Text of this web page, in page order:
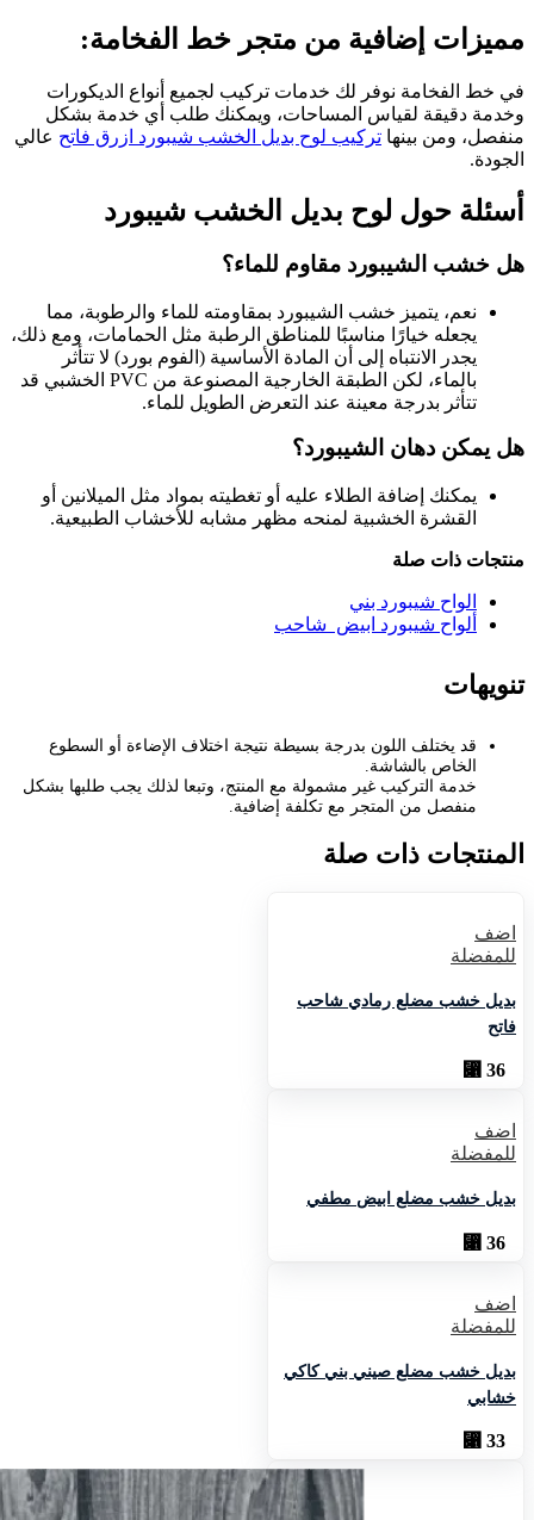
مميزات إضافية من متجر خط الفخامة:
في خط الفخامة نوفر لك خدمات تركيب لجميع أنواع الديكورات
وخدمة دقيقة لقياس المساحات، ويمكنك طلب أي خدمة بشكل
منفصل، ومن بينها تركيب لوح بديل الخشب شيبورد ازرق فاتح عالي
الجودة.
أسئلة حول لوح بديل الخشب شيبورد
هل خشب الشيبورد مقاوم للماء؟
نعم، يتميز خشب الشيبورد بمقاومته للماء والرطوبة، مما
يجعله خيارًا مناسبًا للمناطق الرطبة مثل الحمامات، ومع ذلك،
يجدر الانتباه إلى أن المادة الأساسية (الفوم بورد) لا تتأثر
بالماء، لكن الطبقة الخارجية المصنوعة من PVC الخشبي قد
تتأثر بدرجة معينة عند التعرض الطويل للماء.
هل يمكن دهان الشيبورد؟
يمكنك إضافة الطلاء عليه أو تغطيته بمواد مثل الميلانين أو
القشرة الخشبية لمنحه مظهر مشابه للأخشاب الطبيعية.
منتجات ذات صلة
الواح شيبورد بني
ألواح شيبورد ابيض شاحب
تنويهات
قد يختلف اللون بدرجة بسيطة نتيجة اختلاف الإضاءة أو السطوع
الخاص بالشاشة.
خدمة التركيب غير مشمولة مع المنتج، وتبعا لذلك يجب طلبها بشكل
منفصل من المتجر مع تكلفة إضافية.
المنتجات ذات صلة
اضف
للمفضلة
بديل خشب مضلع رمادي شاحب
فاتح
36
⃁
اضف
للمفضلة
بديل خشب مضلع ابيض مطفي
36
⃁
اضف
للمفضلة
بديل خشب مضلع صيني بني كاكي
خشابي
33
⃁